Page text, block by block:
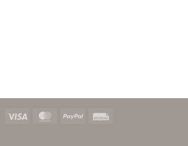
über den gesperrten Inhalt.
Visa MasterCardPayPal